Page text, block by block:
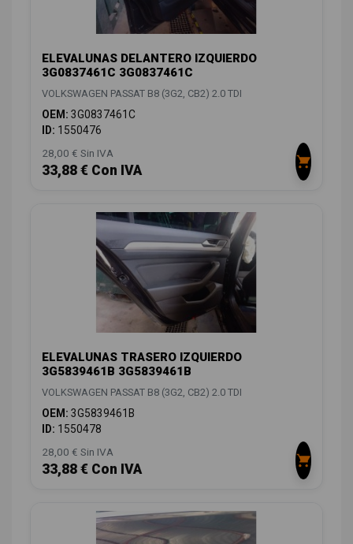
ELEVALUNAS DELANTERO IZQUIERDO
3G0837461C 3G0837461C
VOLKSWAGEN PASSAT B8 (3G2, CB2) 2.0 TDI
OEM: 3G0837461C
ID: 1550476
28,00 € Sin IVA
33,88 € Con IVA
ELEVALUNAS TRASERO IZQUIERDO
3G5839461B 3G5839461B
VOLKSWAGEN PASSAT B8 (3G2, CB2) 2.0 TDI
OEM: 3G5839461B
ID: 1550478
28,00 € Sin IVA
33,88 € Con IVA